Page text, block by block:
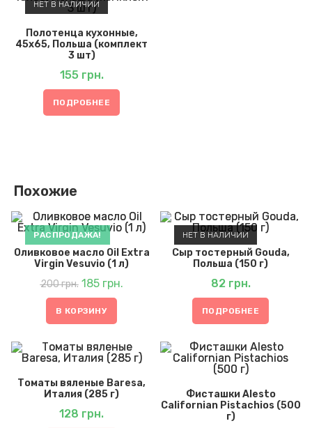
НЕТ В НАЛИЧИИ
Полотенца кухонные,
45х65, Польша (комплект
3 шт)
155 грн.
ПОДРОБНЕЕ
Похожие
РАСПРОДАЖА!
Оливковое масло Oil Extra
Virgin Vesuvio (1 л)
200грн. Первоначальная
цена
составляла
200 грн..
185 грн.185 грн..
В КОРЗИНУ
НЕТ В НАЛИЧИИ
Сыр тостерный Gouda,
Польша (150 г)
82 грн.
ПОДРОБНЕЕ
Томаты вяленые Baresa,
Италия (285 г)
128 грн.
Фисташки Alesto
Californian Pistachios (500
г)